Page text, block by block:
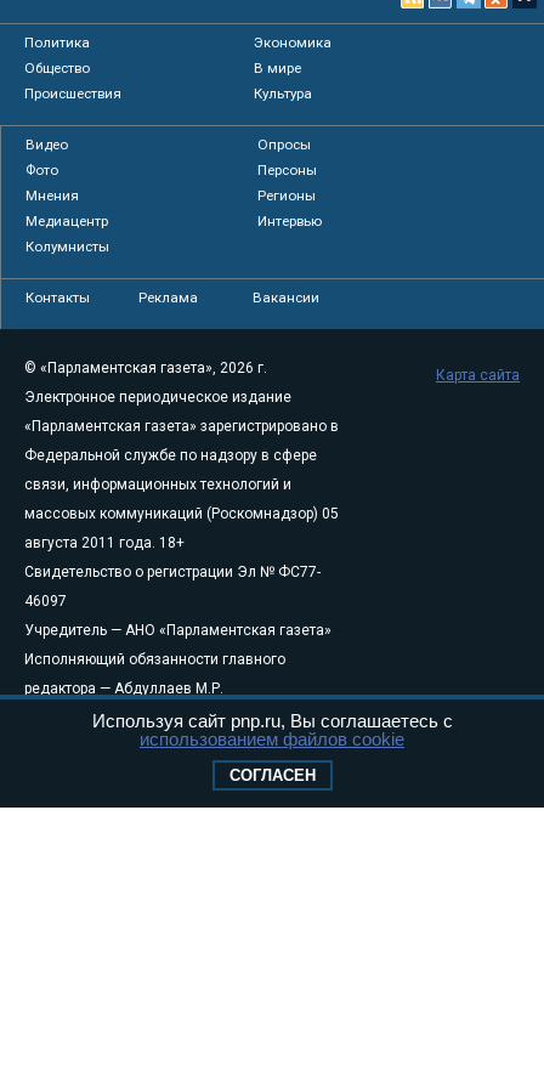
Политика
Экономика
Общество
В мире
Происшествия
Культура
Видео
Опросы
Фото
Персоны
Мнения
Регионы
Медиацентр
Интервью
Колумнисты
Контакты Реклама Вакансии
© «Парламентская газета», 2026 г.
Электронное периодическое издание
«Парламентская газета» зарегистрировано в
Федеральной службе по надзору в сфере
связи, информационных технологий и
массовых коммуникаций (Роскомнадзор) 05
августа 2011 года. 18+
Свидетельство о регистрации Эл № ФС77-
46097
Учредитель — АНО «Парламентская газета»
Исполняющий обязанности главного
редактора — Абдуллаев М.Р.
Тел.: +7 (495) 637–69–79 E-mail:pg@pnp.ru
Федерального Собрания РФ. Издается с 1997 года. Учредители
Карта сайта
Используя сайт pnp.ru, Вы соглашаетесь с
использованием файлов cookie
СОГЛАСЕН